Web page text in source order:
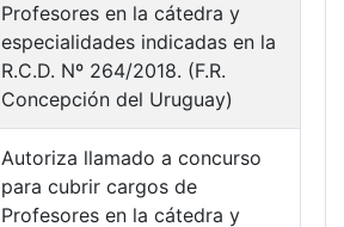
Profesores en la cátedra y
especialidades indicadas en la
R.C.D. Nº 264/2018. (F.R.
Concepción del Uruguay)
Autoriza llamado a concurso
para cubrir cargos de
Profesores en la cátedra y